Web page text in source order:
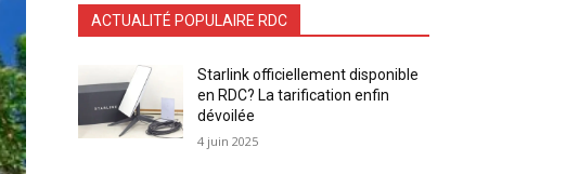
ACTUALITÉ POPULAIRE RDC
Starlink officiellement disponible
en RDC? La tarification enfin
dévoilée
4 juin 2025